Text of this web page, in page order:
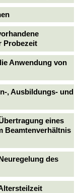
Probezeit
Anwendung von
, Ausbildungs- und
eines
Beamtenverhältnis
des